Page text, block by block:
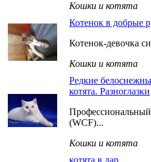
Кошки и котята
Котенок в добрые
Котенок-девочка
Кошки и котята
Редкие
котята. Разноглазки
(WCF)...
Кошки и котята
котята в дар